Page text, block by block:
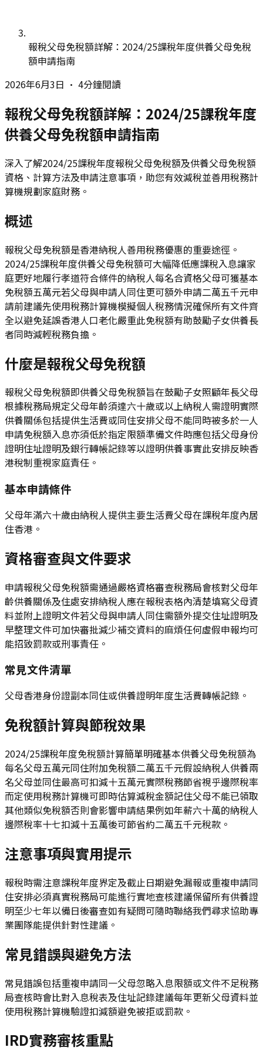
報稅父母免稅額詳解：2024/25課稅年度供養父母免稅
額申請指南
2026年6月3日 • 4分鐘閱讀
報稅父母免稅額詳解：2024/25課稅年度
供養父母免稅額申請指南
深入了解2024/25課稅年度報稅父母免稅額及供養父母免稅額
資格、計算方法及申請注意事項，助您有效減稅並善用稅務計
算機規劃家庭財務。
概述
報稅父母免稅額是香港納稅人善用稅務優惠的重要途徑。
2024/25課稅年度供養父母免稅額可大幅降低應課稅入息讓家
庭更好地履行孝道符合條件的納稅人每名合資格父母可獲基本
免稅額五萬元若父母與申請人同住更可額外申請二萬五千元申
請前建議先使用稅務計算機模擬個人稅務情況確保所有文件齊
全以避免延誤香港人口老化嚴重此免稅額有助鼓勵子女供養長
者同時減輕稅務負擔。
什麼是報稅父母免稅額
報稅父母免稅額即供養父母免稅額旨在鼓勵子女照顧年長父母
根據稅務局規定父母年齡須達六十歲或以上納稅人需證明實際
供養關係包括提供生活費或同住安排父母不能同時被多於一人
申請免稅額入息亦須低於指定限額準備文件時應包括父母身份
證明住址證明及銀行轉帳記錄等以證明供養事實此安排反映香
港稅制重視家庭責任。
基本申請條件
父母年滿六十歲由納稅人提供主要生活費父母在課稅年度內居
住香港。
資格審查與文件要求
申請報稅父母免稅額需通過嚴格資格審查稅務局會核對父母年
齡供養關係及住處安排納稅人應在報稅表格內清楚填寫父母資
料並附上證明文件若父母與申請人同住需額外提交住址證明及
早整理文件可加快審批減少補交資料的麻煩任何虛假申報均可
能招致罰款或刑事責任。
常見文件清單
父母香港身份證副本同住或供養證明年度生活費轉帳記錄。
免稅額計算與節稅效果
2024/25課稅年度免稅額計算簡單明確基本供養父母免稅額為
每名父母五萬元同住附加免稅額二萬五千元假設納稅人供養兩
名父母並同住最高可扣減十五萬元實際稅務節省視乎邊際稅率
而定使用稅務計算機可即時估算減稅金額記住父母不能已領取
其他類似免稅額否則會影響申請結果例如年薪六十萬的納稅人
邊際稅率十七扣減十五萬後可節省約二萬五千元稅款。
注意事項與實用提示
報稅時需注意課稅年度界定及截止日期避免漏報或重複申請同
住安排必須真實稅務局可能進行實地查核建議保留所有供養證
明至少七年以備日後審查如有疑問可隨時聯絡我們尋求協助專
業團隊能提供針對性建議。
常見錯誤與避免方法
常見錯誤包括重複申請同一父母忽略入息限額或文件不足稅務
局查核時會比對入息稅表及住址記錄建議每年更新父母資料並
使用稅務計算機驗證扣減額避免被拒或罰款。
IRD實務審核重點